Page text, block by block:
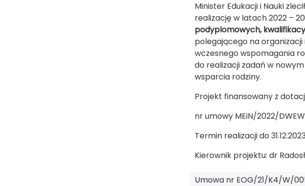
Minister Edukacji i Nauki
realizację w latach 2022 –
podyplomowych,
polegającego na
wczesnego wspomagania
do realizacji zadań w
wsparcia rodziny.
Projekt finansowany z
nr umowy MEiN/2022/
Termin realizacji do
Kierownik projektu: dr
Umowa nr EOG/21/K4/W/